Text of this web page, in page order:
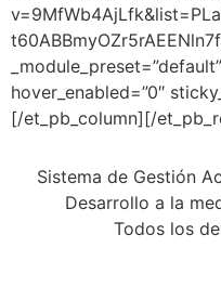
hover_enabled=”0″
[/et_pb_column][/
Sistema de Gestión
Desarrollo a la
Todos los